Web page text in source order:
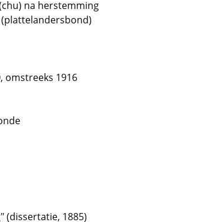
na herstemming
(plattelandersbond)
omstreeks 1916
(dissertatie, 1885)